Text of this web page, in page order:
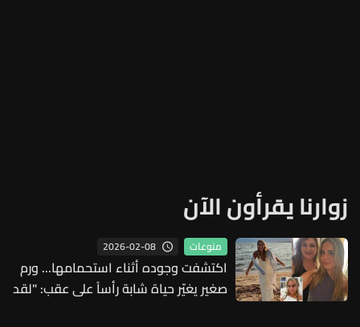
زوارنا يقرأون الآن
منوعات 2026-02-08
اكتشفت وجوده أثناء استحمامها... ورم
صغير يغيّر حياة شابة رأساً على عقب: "لقد